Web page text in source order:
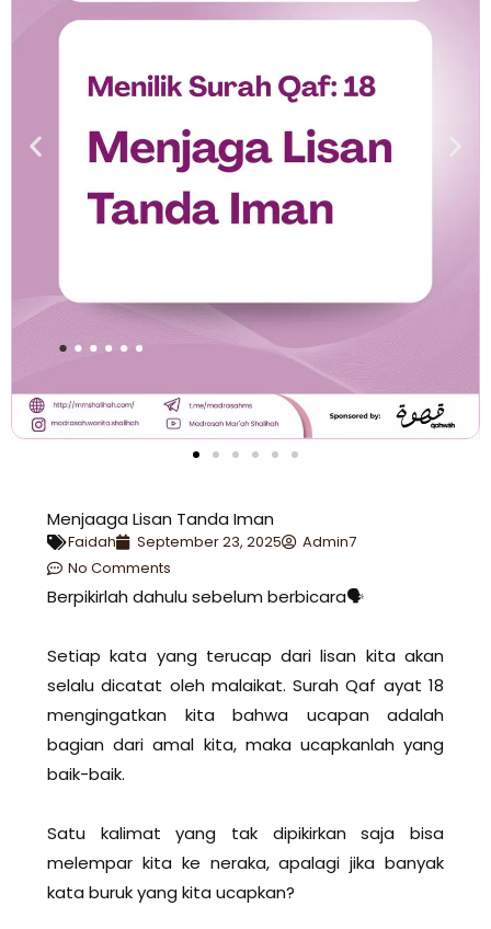
Menjaaga Lisan Tanda Iman
Faidah September 23, 2025
Admin7
No Comments
Berpikirlah dahulu sebelum berbicara🗣
Setiap kata yang terucap dari lisan kita akan
selalu dicatat oleh malaikat. Surah Qaf ayat 18
mengingatkan kita bahwa ucapan adalah
bagian dari amal kita, maka ucapkanlah yang
baik-baik.
Satu kalimat yang tak dipikirkan saja bisa
melempar kita ke neraka, apalagi jika banyak
kata buruk yang kita ucapkan?